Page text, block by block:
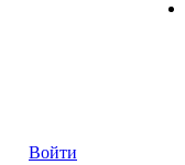
Войти